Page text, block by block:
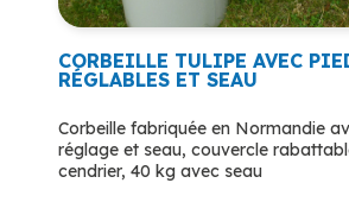
CORBEILLE TULIPE AVEC
RÉGLABLES ET SEAU
Corbeille fabriquée en Normandie
réglage et seau, couvercle
cendrier, 40 kg avec seau